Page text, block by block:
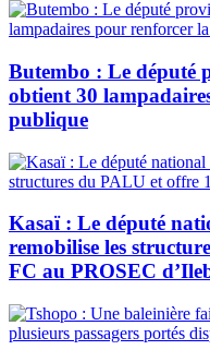
Butembo : Le député
obtient 30
publique
Kasaï : Le député
remobilise les
FC au PROSEC